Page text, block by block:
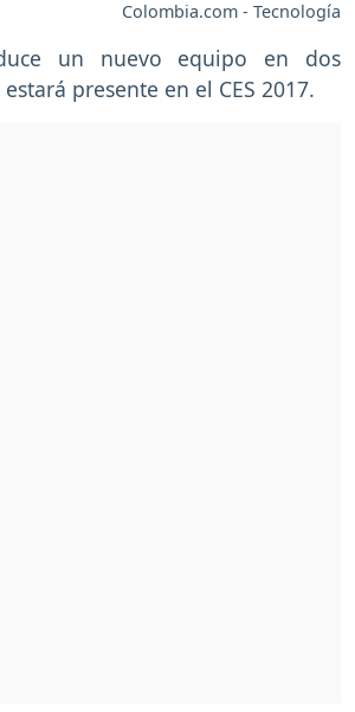
Colombia.com - Tecnología
un nuevo equipo en dos
presente en el CES 2017.